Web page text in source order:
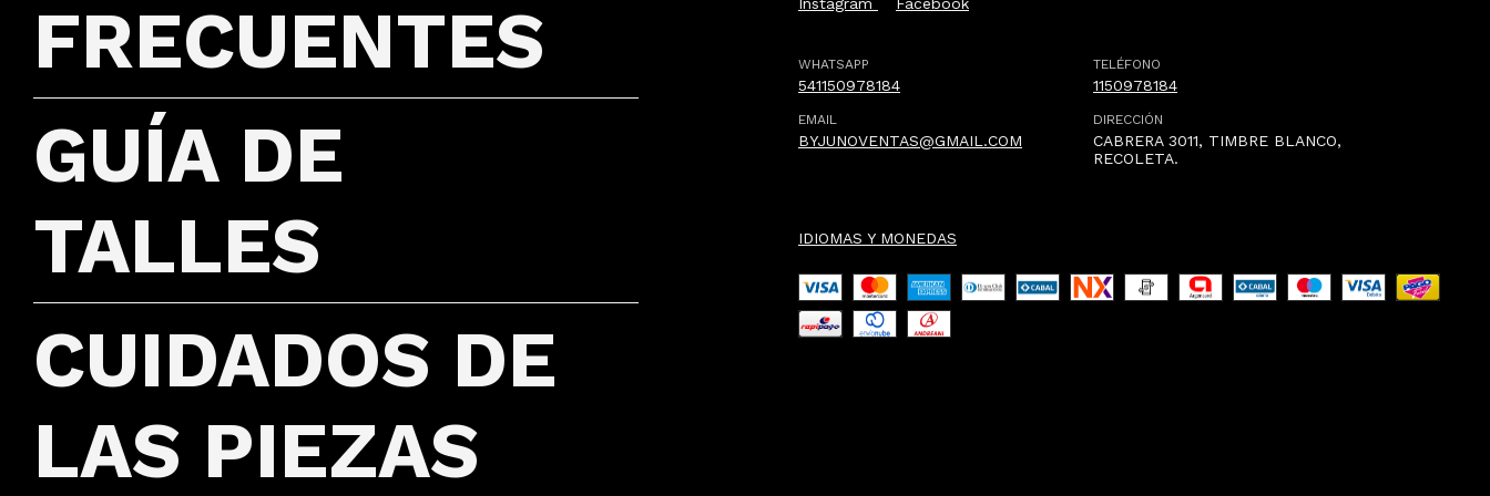
FRECUENTES
GUÍA DE
TALLES
CUIDADOS DE
LAS PIEZAS
WHATSAPP
541150978184
TELÉFONO
1150978184
EMAIL
BYJUNOVENTAS@GMAIL.COM
DIRECCIÓN
CABRERA 3011, TIMBRE BLANCO,
RECOLETA.
IDIOMAS Y MONEDAS